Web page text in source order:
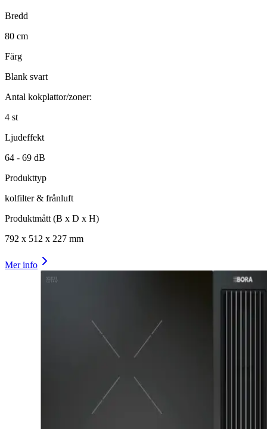
Bredd
80 cm
Färg
Blank svart
Antal kokplattor/zoner:
4 st
Ljudeffekt
64 - 69 dB
Produkttyp
kolfilter & frånluft
Produktmått (B x D x H)
792 x 512 x 227 mm
Mer info